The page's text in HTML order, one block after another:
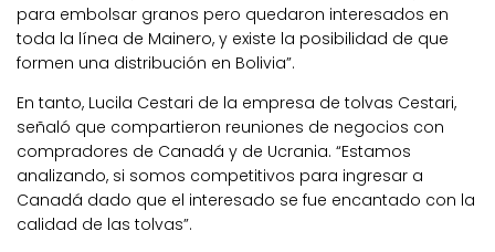
para embolsar granos pero quedaron interesados en
toda la línea de Mainero, y existe la posibilidad de que
formen una distribución en Bolivia”.
En tanto, Lucila Cestari de la empresa de tolvas Cestari,
señaló que compartieron reuniones de negocios con
compradores de Canadá y de Ucrania. “Estamos
analizando, si somos competitivos para ingresar a
Canadá dado que el interesado se fue encantado con la
calidad de las tolvas”.